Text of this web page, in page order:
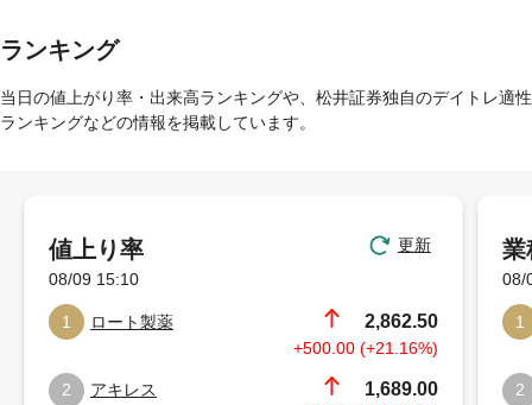
ランキング
当日の値上がり率・出来高ランキングや、松井証券独自のデイトレ適性
ランキングなどの情報を掲載しています。